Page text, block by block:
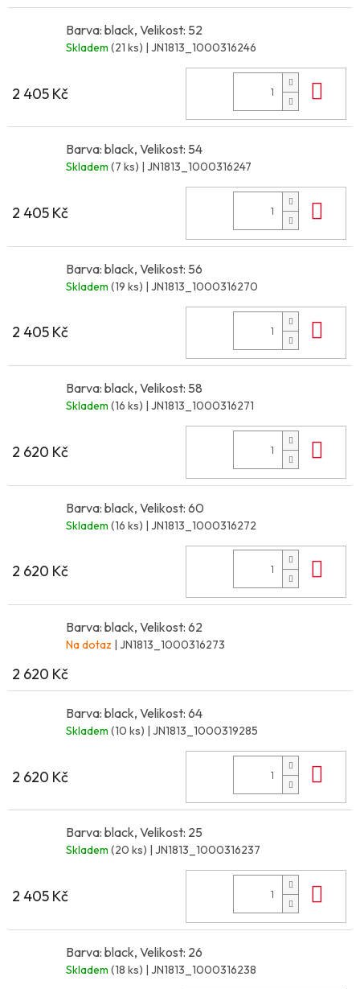
Barva: black, Velikost: 52
Skladem (21 ks) | JN1813_1000316246
2 405 Kč
Barva: black, Velikost: 54
Skladem (7 ks) | JN1813_1000316247
2 405 Kč
Barva: black, Velikost: 56
Skladem (19 ks) | JN1813_1000316270
2 405 Kč
Barva: black, Velikost: 58
Skladem (16 ks) | JN1813_1000316271
2 620 Kč
Barva: black, Velikost: 60
Skladem (16 ks) | JN1813_1000316272
2 620 Kč
Barva: black, Velikost: 62
Na dotaz | JN1813_1000316273
2 620 Kč
Barva: black, Velikost: 64
Skladem (10 ks) | JN1813_1000319285
2 620 Kč
Barva: black, Velikost: 25
Skladem (20 ks) | JN1813_1000316237
2 405 Kč
Barva: black, Velikost: 26
Skladem (18 ks) | JN1813_1000316238